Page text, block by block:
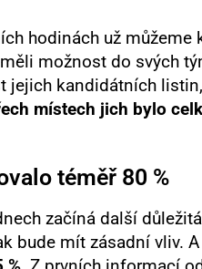
hodinách už můžeme
možnost do svých
jejich kandidátních
místech jich bylo
téměř 80 %
začíná další
bude mít zásadní vliv.